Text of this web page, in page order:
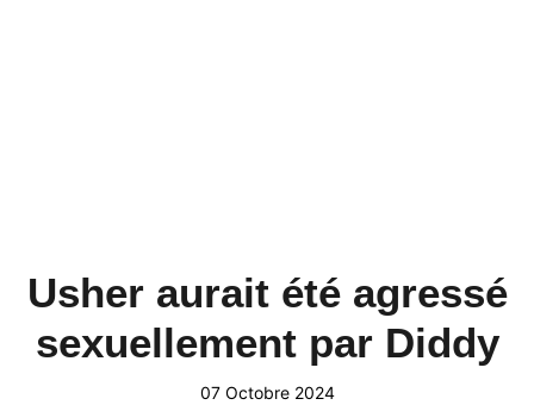
Usher aurait été agressé
sexuellement par Diddy
07 Octobre 2024